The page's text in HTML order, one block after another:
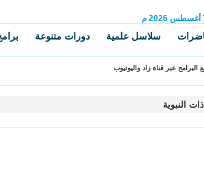
أغسطس 2026 م
سلاسل علمية دورات متنوعة
البرامج عبر قناة زاد واليوتيوب
النبوية